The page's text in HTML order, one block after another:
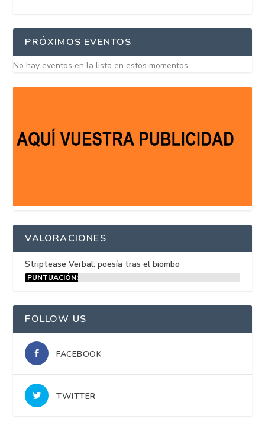
PRÓXIMOS EVENTOS
No hay eventos en la lista en estos momentos
VALORACIONES
Striptease Verbal: poesía tras el biombo
PUNTUACIÓN:
FOLLOW US
FACEBOOK
TWITTER